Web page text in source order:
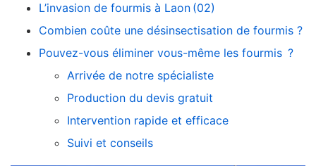
L’invasion de fourmis à Laon (02)
Combien coûte une désinsectisation de fourmis ?
Pouvez-vous éliminer vous-même les fourmis ?
Arrivée de notre spécialiste
Production du devis gratuit
Intervention rapide et efficace
Suivi et conseils